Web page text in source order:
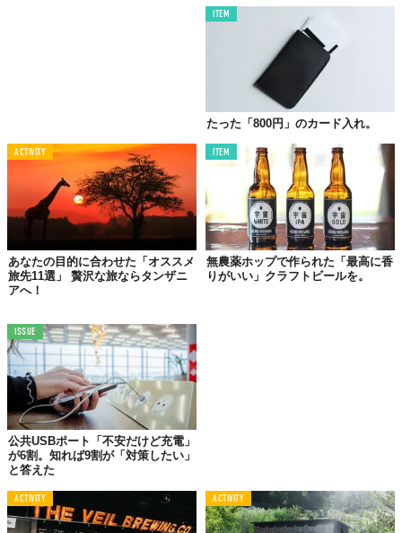
ポテトチップスがたんに塩っぱいだけものもだったり、パリパリ
の小気味いい音をさせるだけのものに終わってしまっていない
か。本当においしいクラフトビールと合わせるのに、そんなポテ
こんなことを考えるビールメーカーは、世界広しといえど、おそ
トも一切度外視したプロジェクトがスタートした。
The world's most exclusive potato chips. （世界で最も気
品のあるポテトチップス）」、と彼らが公言するとおり、今回の
ミッションは、世界一おいしい（と自負する）ビールメーカー
が、世界一のポテトチップス（おつまみ）をつくること。
マツタケにトリュフの香り
ITEM
たった「800円」のカード入れ。
ACTIVITY
あなたの目的に合わせた「オススメ
旅先11選」 贅沢な旅ならタンザニ
アへ！
ITEM
無農薬ホップで作られた「最高に香
りがいい」クラフトビールを。
ISSUE
公共USBポート「不安だけど充電」
が6割。知れば9割が「対策したい」
と答えた
ACTIVITY ACTIVITY